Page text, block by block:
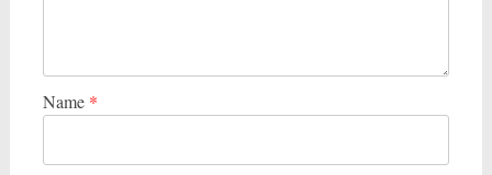
Name *